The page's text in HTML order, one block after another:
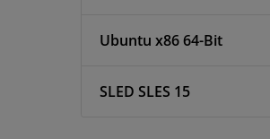
Ubuntu x86 64-Bit
SLED SLES 15